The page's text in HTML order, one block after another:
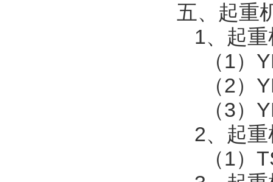
五、起重
1、起
（1）
（2）
（3）
2、起
（1）